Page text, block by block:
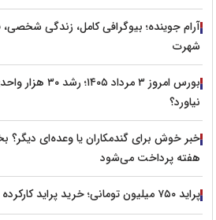
آرام جوینده؛ بیوگرافی کامل، زندگی
شهرت
بورس امروز ۳ مرداد
نیاورد؟
خبر خوش برای گندمکاران یا وعده‌ای دیگر؟
هفته پرداخت می‌شود
پراید ۷۵۰ میلیون تومانی؛ خرید پراید کارکرده منطقی‌تر است یا تیبا؟